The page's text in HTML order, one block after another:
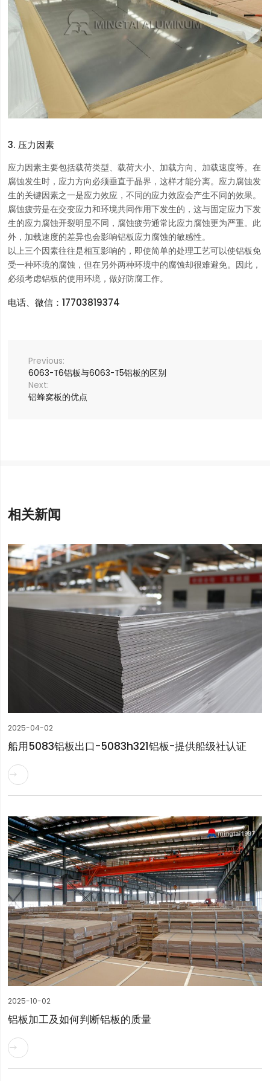
3. 压力因素
应力因素主要包括载荷类型、载荷大小、加载方向、加载速度等。在
腐蚀发生时，应力方向必须垂直于晶界，这样才能分离。应力腐蚀发
生的关键因素之一是应力效应，不同的应力效应会产生不同的效果。
腐蚀疲劳是在交变应力和环境共同作用下发生的，这与固定应力下发
生的应力腐蚀开裂明显不同，腐蚀疲劳通常比应力腐蚀更为严重。此
外，加载速度的差异也会影响铝板应力腐蚀的敏感性。
以上三个因素往往是相互影响的，即使简单的处理工艺可以使铝板免
受一种环境的腐蚀，但在另外两种环境中的腐蚀却很难避免。因此，
必须考虑铝板的使用环境，做好防腐工作。
电话、微信：17703819374
6063-T6铝板与6063-T5铝板的区别
铝蜂窝板的优点
相关新闻
2025-04-02
船用5083铝板出口-5083h321铝板-提供船级社认证

2025-10-02
铝板加工及如何判断铝板的质量
